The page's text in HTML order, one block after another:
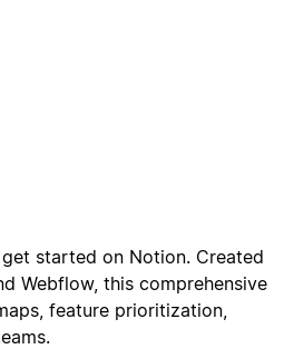
started on Notion. Created
Webflow, this comprehensive
feature prioritization,